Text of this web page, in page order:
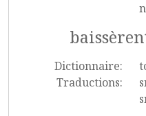
Dictionnaire:
Traductions: